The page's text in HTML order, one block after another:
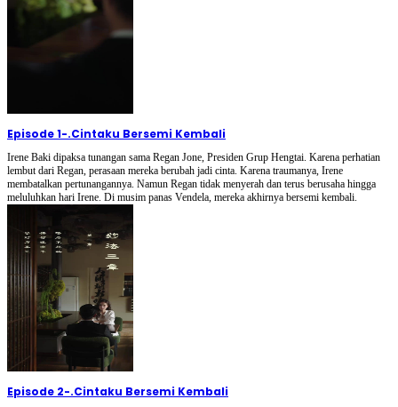
Episode 1-.Cintaku Bersemi Kembali
Irene Baki dipaksa tunangan sama Regan Jone, Presiden Grup Hengtai. Karena perhatian
lembut dari Regan, perasaan mereka berubah jadi cinta. Karena traumanya, Irene
membatalkan pertunangannya. Namun Regan tidak menyerah dan terus berusaha hingga
meluluhkan hari Irene. Di musim panas Vendela, mereka akhirnya bersemi kembali.
Episode 2-.Cintaku Bersemi Kembali